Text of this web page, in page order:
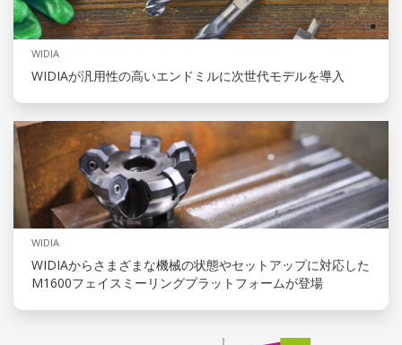
WIDIA
WIDIAが汎用性の高いエンドミルに次世代モデルを導入
WIDIA
WIDIAからさまざまな機械の状態やセットアップに対応した
M1600フェイスミーリングプラットフォームが登場